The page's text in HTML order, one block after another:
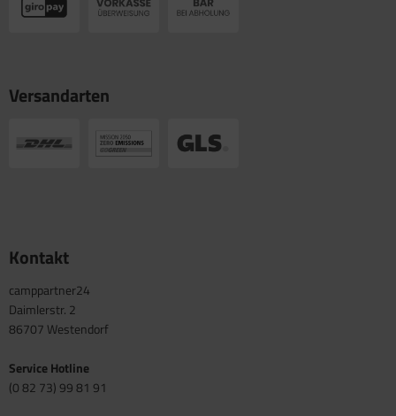
Versandarten
Kontakt
camppartner24
Daimlerstr. 2
86707 Westendorf
Service Hotline
(0 82 73) 99 81 91